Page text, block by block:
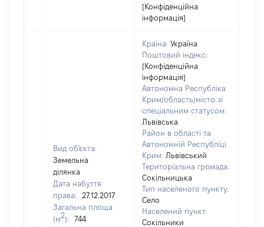
[Конфіденційна
інформація]
Вид об'єкта:
Земельна
ділянка
Дата набуття
права:
27.12.2017
Загальна площа
(м2):
744
Країна: Україна
Поштовий індекс:
[Конфіденційна
інформація]
Автономна Республіка
Крим/область/місто зі
спеціальним статусом:
Львівська
Район в області та
Автономній Республіці
Крим: Львівський
Територіальна громада:
Сокільницька
Тип населеного пункту:
Село
Населений пункт:
Сокільники